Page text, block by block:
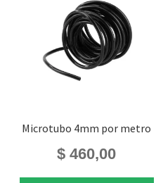
Microtubo 4mm por metro
$ 460,00